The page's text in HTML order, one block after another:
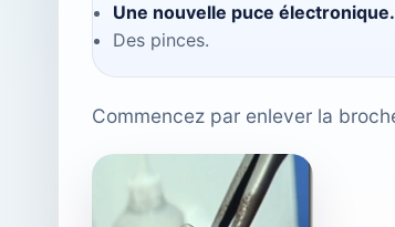
Une nouvelle puce électronique.
Des pinces.
Commencez par enlever la